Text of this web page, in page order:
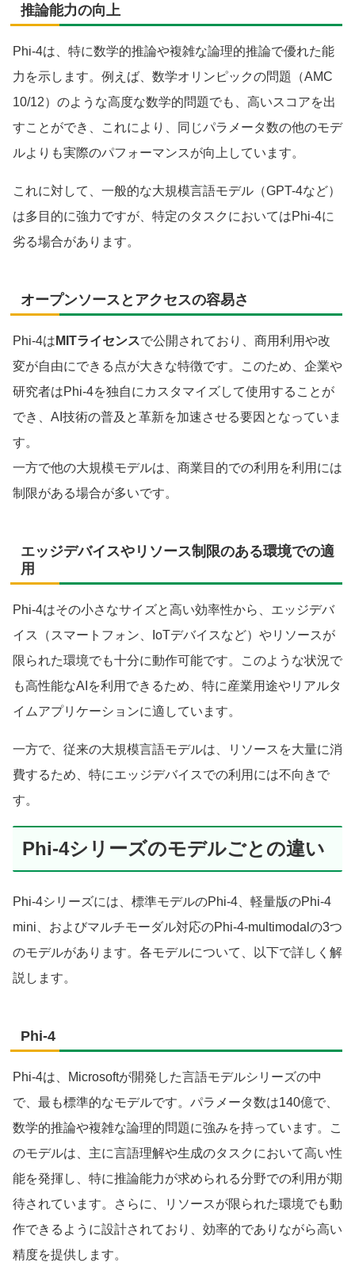
推論能力の向上
Phi-4は、特に数学的推論や複雑な論理的推論で優れた能
力を示します。例えば、数学オリンピックの問題（AMC
10/12）のような高度な数学的問題でも、高いスコアを出
すことができ、これにより、同じパラメータ数の他のモデ
ルよりも実際のパフォーマンスが向上しています。
これに対して、一般的な大規模言語モデル（GPT-4など）
は多目的に強力ですが、特定のタスクにおいてはPhi-4に
劣る場合があります。
オープンソースとアクセスの容易さ
Phi-4は MITライセンスで公開されており、商用利用や改
変が自由にできる点が大きな特徴です。このため、企業や
研究者はPhi-4を独自にカスタマイズして使用することが
でき、AI技術の普及と革新を加速させる要因となっていま
す。
一方で他の大規模モデルは、商業目的での利用を利用には
制限がある場合が多いです。
エッジデバイスやリソース制限のある環境での適
用
Phi-4はその小さなサイズと高い効率性から、エッジデバ
イス（スマートフォン、IoTデバイスなど）やリソースが
限られた環境でも十分に動作可能です。このような状況で
も高性能なAIを利用できるため、特に産業用途やリアルタ
イムアプリケーションに適しています。
一方で、従来の大規模言語モデルは、リソースを大量に消
費するため、特にエッジデバイスでの利用には不向きで
す。
Phi-4シリーズのモデルごとの違い
Phi-4シリーズには、標準モデルのPhi-4、軽量版のPhi-4
mini、およびマルチモーダル対応のPhi-4-multimodalの3つ
のモデルがあります。各モデルについて、以下で詳しく解
説します。
Phi-4
Phi-4は、Microsoftが開発した言語モデルシリーズの中
で、最も標準的なモデルです。パラメータ数は140億で、
数学的推論や複雑な論理的問題に強みを持っています。こ
のモデルは、主に言語理解や生成のタスクにおいて高い性
能を発揮し、特に推論能力が求められる分野での利用が期
待されています。さらに、リソースが限られた環境でも動
作できるように設計されており、効率的でありながら高い
精度を提供します。